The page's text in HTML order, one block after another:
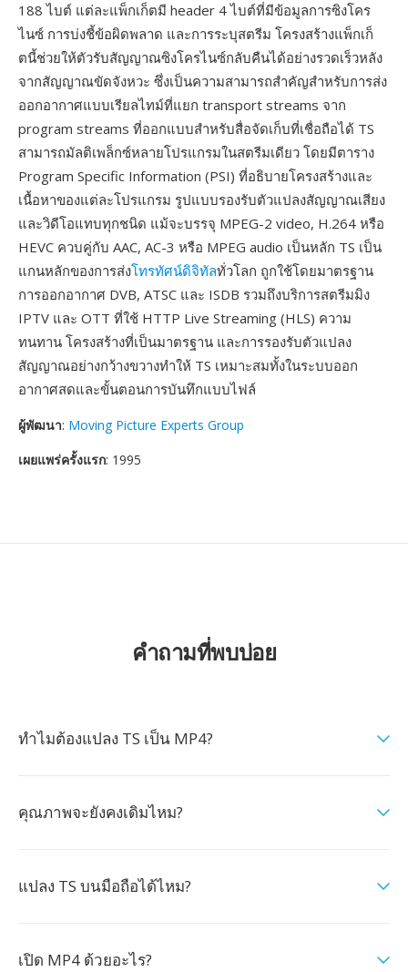
188 ไบต์ แต่ละแพ็กเก็ตมี header 4 ไบต์ที่มีข้อมูลการซิงโคร
ไนซ์ การบ่งชี้ข้อผิดพลาด และการระบุสตรีม โครงสร้างแพ็กเก็
ตนี้ช่วยให้ตัวรับสัญญาณซิงโครไนซ์กลับคืนได้อย่างรวดเร็วหลัง
จากสัญญาณขัดจังหวะ ซึ่งเป็นความสามารถสำคัญสำหรับการส่ง
ออกอากาศแบบเรียลไทม์ที่แยก transport streams จาก
program streams ที่ออกแบบสำหรับสื่อจัดเก็บที่เชื่อถือได้ TS
สามารถมัลติเพล็กซ์หลายโปรแกรมในสตรีมเดียว โดยมีตาราง
Program Specific Information (PSI) ที่อธิบายโครงสร้างและ
เนื้อหาของแต่ละโปรแกรม รูปแบบรองรับตัวแปลงสัญญาณเสียง
และวิดีโอแทบทุกชนิด แม้จะบรรจุ MPEG-2 video, H.264 หรือ
HEVC ควบคู่กับ AAC, AC-3 หรือ MPEG audio เป็นหลัก TS เป็น
แกนหลักของการส่งโทรทัศน์ดิจิทัลทั่วโลก ถูกใช้โดยมาตรฐาน
การออกอากาศ DVB, ATSC และ ISDB รวมถึงบริการสตรีมมิง
IPTV และ OTT ที่ใช้ HTTP Live Streaming (HLS) ความ
ทนทาน โครงสร้างที่เป็นมาตรฐาน และการรองรับตัวแปลง
สัญญาณอย่างกว้างขวางทำให้ TS เหมาะสมทั้งในระบบออก
อากาศสดและขั้นตอนการบันทึกแบบไฟล์
ผู้พัฒนา: Moving Picture Experts Group
เผยแพร่ครั้งแรก: 1995
คำถามที่พบบ่อย
ทำไมต้องแปลง TS เป็น MP4?
คุณภาพจะยังคงเดิมไหม?
แปลง TS บนมือถือได้ไหม?
เปิด MP4 ด้วยอะไร?